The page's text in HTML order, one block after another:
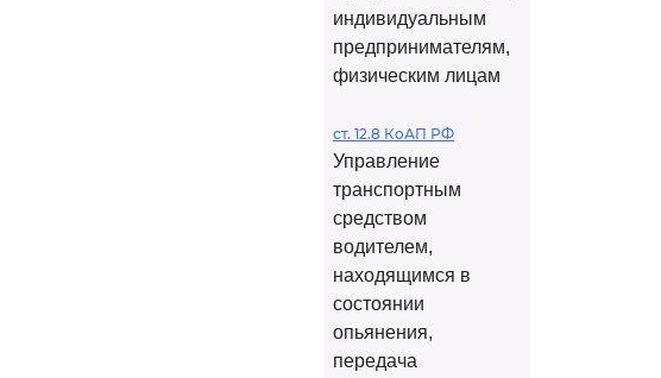
индивидуальным
предпринимателям,
физическим лицам
ст. 12.8 КоАП РФ
Управление
транспортным
средством
водителем,
находящимся в
состоянии
опьянения,
передача